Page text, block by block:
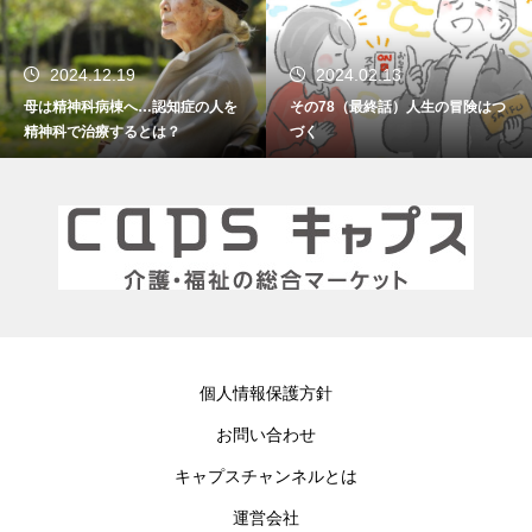
2024.02.13
その78（最終話）人生の冒険はつ
づく
2024.01.15
その77 振り返れば笑門来福
個人情報保護方針
お問い合わせ
キャプスチャンネルとは
運営会社